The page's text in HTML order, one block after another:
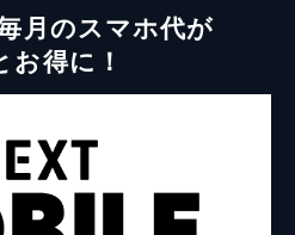
月のスマホ代が
お得に！